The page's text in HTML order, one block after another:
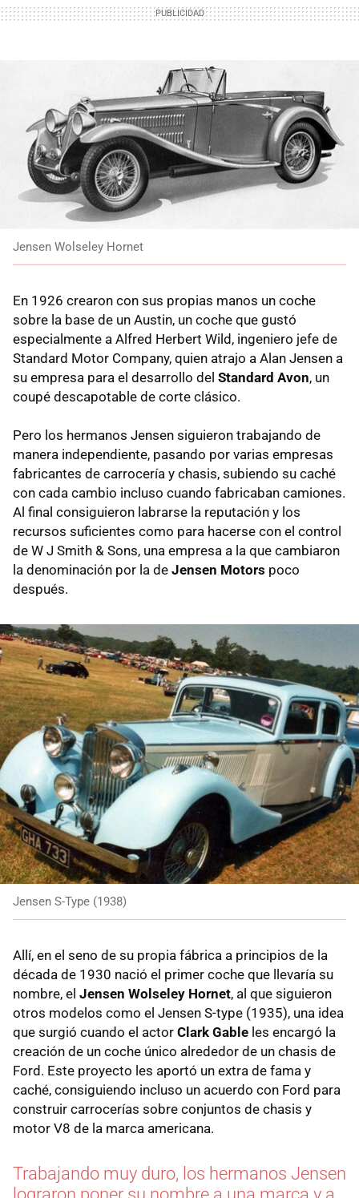
Jensen Wolseley Hornet
En 1926 crearon con sus propias manos un coche
sobre la base de un Austin, un coche que gustó
especialmente a Alfred Herbert Wild, ingeniero jefe de
Standard Motor Company, quien atrajo a Alan Jensen a
su empresa para el desarrollo del Standard Avon, un
coupé descapotable de corte clásico.
Pero los hermanos Jensen siguieron trabajando de
manera independiente, pasando por varias empresas
fabricantes de carrocería y chasis, subiendo su caché
con cada cambio incluso cuando fabricaban camiones.
Al final consiguieron labrarse la reputación y los
recursos suficientes como para hacerse con el control
de W J Smith & Sons, una empresa a la que cambiaron
la denominación por la de Jensen Motors poco
después.
Jensen S-Type (1938)
Allí, en el seno de su propia fábrica a principios de la
década de 1930 nació el primer coche que llevaría su
nombre, el Jensen Wolseley Hornet, al que siguieron
otros modelos como el Jensen S-type (1935), una idea
que surgió cuando el actor Clark Gable les encargó la
creación de un coche único alrededor de un chasis de
Ford. Este proyecto les aportó un extra de fama y
caché, consiguiendo incluso un acuerdo con Ford para
construir carrocerías sobre conjuntos de chasis y
motor V8 de la marca americana.
Trabajando muy duro, los hermanos Jensen